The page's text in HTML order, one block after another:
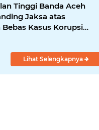
Tinggi Banda Aceh
Jaksa atas
Kasus Korupsi
Lihat Selengkapnya